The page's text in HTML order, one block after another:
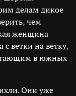
делам дикое
чем
женщина
ветки на ветку,
в южных
Они уже